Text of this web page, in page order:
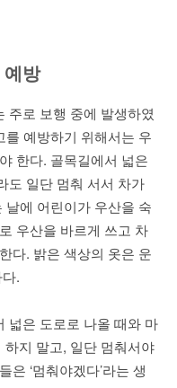
방
주로 보행 중에 발생하였
예방하기 위해서는 우
한다. 골목길에서 넓은
도 일단 멈춰 서서 차가
날에 어린이가 우산을 숙
우산을 바르게 쓰고 차
다. 밝은 색상의 옷은 운
.
넓은 도로로 나올 때와 마
지 말고, 일단 멈춰서야
‘멈춰야겠다’라는 생